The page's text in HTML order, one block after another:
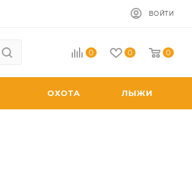
ВОЙТИ
0 0 0
ОХОТА ЛЫЖИ